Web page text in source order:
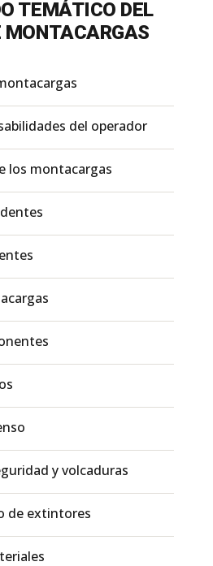
TEMÁTICO DEL
MONTACARGAS
del operador
los montacargas
y volcaduras
de extintores